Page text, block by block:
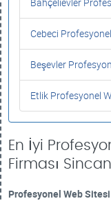
Cebeci
Beşevler
Etlik Profesyonel
En İyi
Firması Sincan
Profesyonel Web Sitesi